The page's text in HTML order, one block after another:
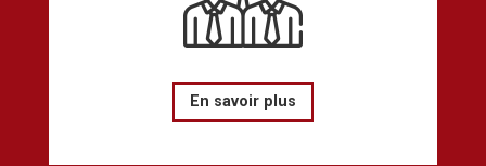
En savoir plus